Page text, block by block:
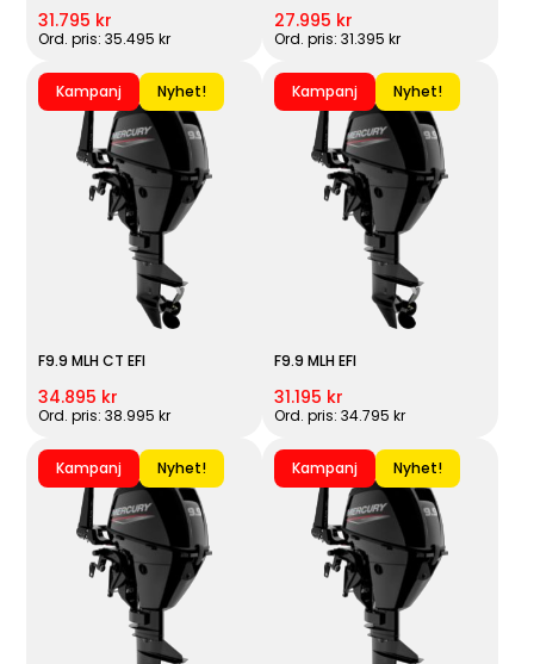
31.795 kr
Ord. pris: 35.495 kr
27.995 kr
Ord. pris: 31.395 kr
Kampanj Nyhet!
F9.9 MLH CT EFI
34.895 kr
Ord. pris: 38.995 kr
Kampanj Nyhet!
F9.9 MLH EFI
31.195 kr
Ord. pris: 34.795 kr
Kampanj Nyhet! Kampanj Nyhet!